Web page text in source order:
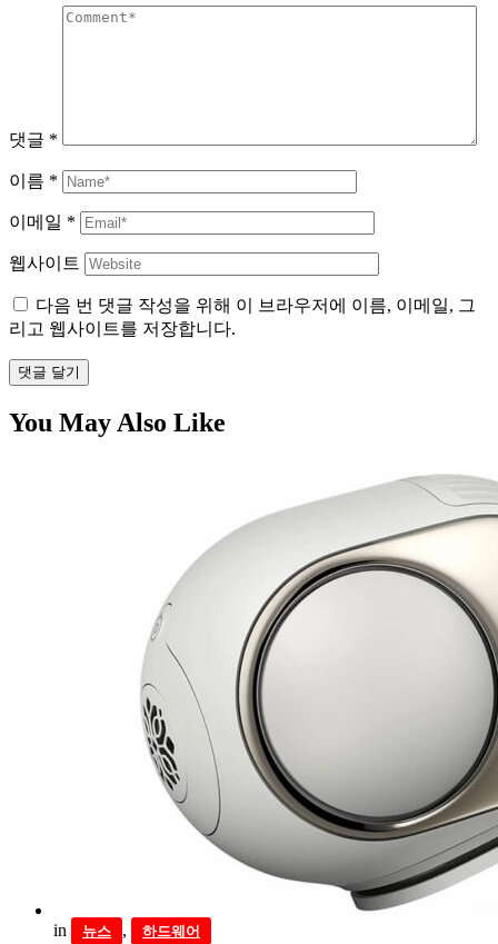
댓글 *
이름 *
이메일 *
웹사이트
다음 번 댓글 작성을 위해 이 브라우저에 이름, 이메일, 그
리고 웹사이트를 저장합니다.
댓글 달기
You May Also Like
in 뉴스 , 하드웨어